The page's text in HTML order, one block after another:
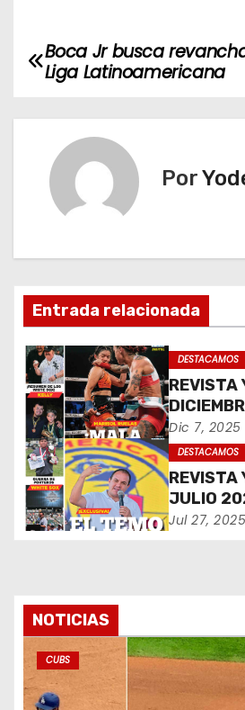
N
i
ó
n
d
e
e
r
a
d
Boca Jr busca
Liga Latinoamericana
Por
Entrada relacionada
DESTACAMOS
REVISTA
Dic 7, 2025
DESTACAMOS
REVISTA
JULIO
Jul 27, 2025
NOTICIAS
CUBS